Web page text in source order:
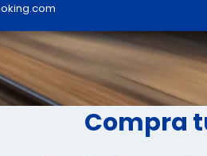
Compra